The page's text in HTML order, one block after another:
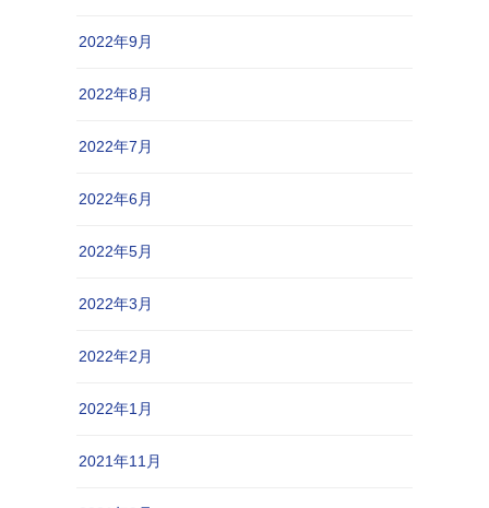
2022年9月
2022年8月
2022年7月
2022年6月
2022年5月
2022年3月
2022年2月
2022年1月
2021年11月